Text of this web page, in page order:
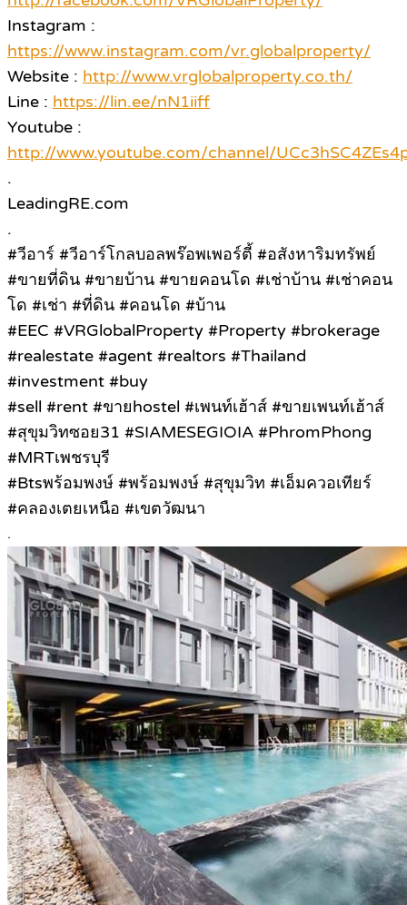
Instagram :
https://www.instagram.com/vr.globalproperty/
Website : http://www.vrglobalproperty.co.th/
Line : https://lin.ee/nN1iiff
Youtube :
http://www.youtube.com/channel/
.
LeadingRE.com
.
#วีอาร์ #วีอาร์โกลบอลพร๊อพเพอร์ตี้ #อสังหาริมทรัพย์
#ขายที่ดิน #ขายบ้าน #ขายคอนโด #เช่าบ้าน #เช่าคอน
โด #เช่า #ที่ดิน #คอนโด #บ้าน
#EEC #VRGlobalProperty #Property #brokerage
#realestate #agent #realtors #Thailand
#investment #buy
#sell #rent #ขายhostel #เพนท์เฮ้าส์ #ขายเพนท์เฮ้าส์
#สุขุมวิทซอย31 #SIAMESEGIOIA #PhromPhong
#MRTเพชรบุรี
#Btsพร้อมพงษ์ #พร้อมพงษ์ #สุขุมวิท #เอ็มควอเทียร์
#คลองเตยเหนือ #เขตวัฒนา
.